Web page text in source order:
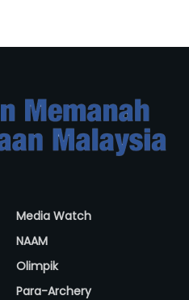
Media Watch
NAAM
Olimpik
Para-Archery